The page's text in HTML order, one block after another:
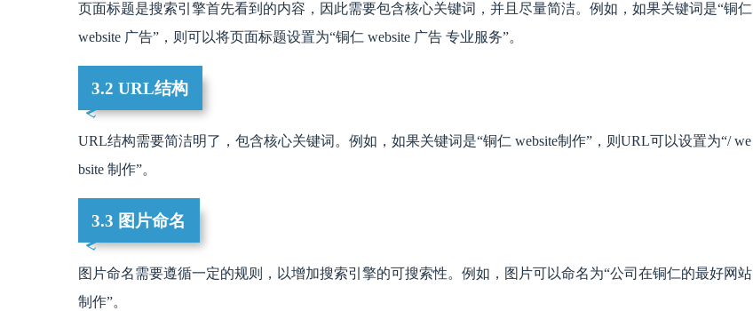
页面标题是搜索引擎首先看到的内容，因此需要包含核心关键词，并且尽量简洁。例如，如果关键词是“铜仁
website 广告”，则可以将页面标题设置为“铜仁 website 广告 专业服务”。
3.2 URL结构
URL结构需要简洁明了，包含核心关键词。例如，如果关键词是“铜仁 website制作”，则URL可以设置为“/ we
bsite 制作”。
3.3 图片命名
图片命名需要遵循一定的规则，以增加搜索引擎的可搜索性。例如，图片可以命名为“公司在铜仁的最好网站
制作”。